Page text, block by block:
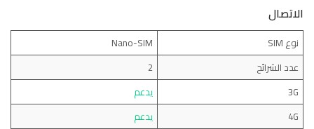
الاتصال
نوع SIM
Nano-SIM
عدد الشرائح
2
3G
يدعم
4G
يدعم